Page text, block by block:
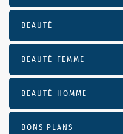
BEAUTÉ
BEAUTÉ-FEMME
BEAUTÉ-HOMME
BONS PLANS